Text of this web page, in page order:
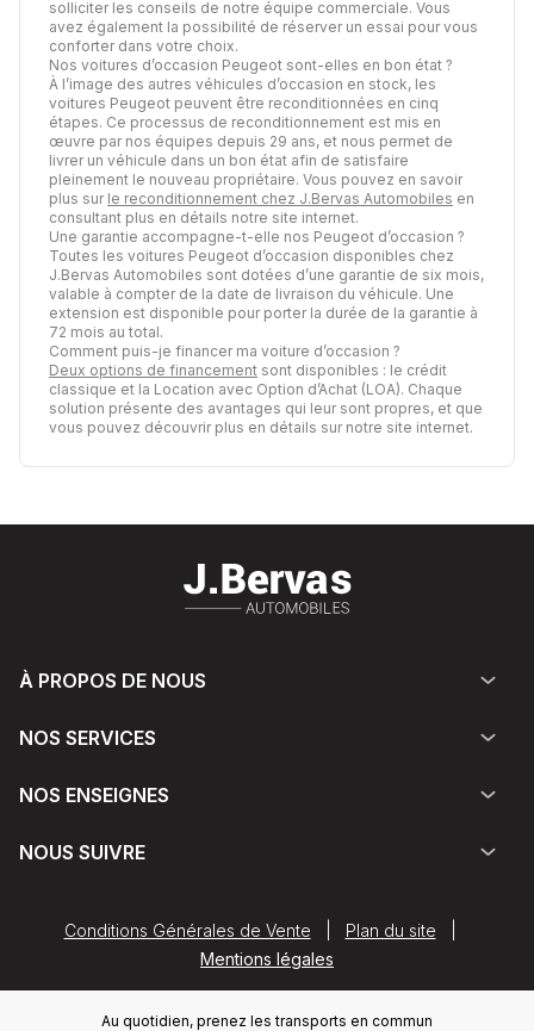
solliciter les conseils de notre équipe commerciale. Vous
avez également la possibilité de réserver un essai pour vous
conforter dans votre choix.
Nos voitures d’occasion Peugeot sont-elles en bon état ?
À l’image des autres véhicules d’occasion en stock, les
voitures Peugeot peuvent être reconditionnées en cinq
étapes. Ce processus de reconditionnement est mis en
œuvre par nos équipes depuis 29 ans, et nous permet de
livrer un véhicule dans un bon état afin de satisfaire
pleinement le nouveau propriétaire. Vous pouvez en savoir
plus sur le reconditionnement chez J.Bervas Automobiles en
consultant plus en détails notre site internet.
Une garantie accompagne-t-elle nos Peugeot d’occasion ?
Toutes les voitures Peugeot d’occasion disponibles chez
J.Bervas Automobiles sont dotées d’une garantie de six mois,
valable à compter de la date de livraison du véhicule. Une
extension est disponible pour porter la durée de la garantie à
72 mois au total.
Comment puis-je financer ma voiture d’occasion ?
Deux options de financement sont disponibles : le crédit
classique et la Location avec Option d’Achat (LOA). Chaque
solution présente des avantages qui leur sont propres, et que
vous pouvez découvrir plus en détails sur notre site internet.
À PROPOS DE NOUS
NOS SERVICES
NOS ENSEIGNES
NOUS SUIVRE
Conditions Générales de Vente Plan du site
Mentions légales
Au quotidien, prenez les transports en commun